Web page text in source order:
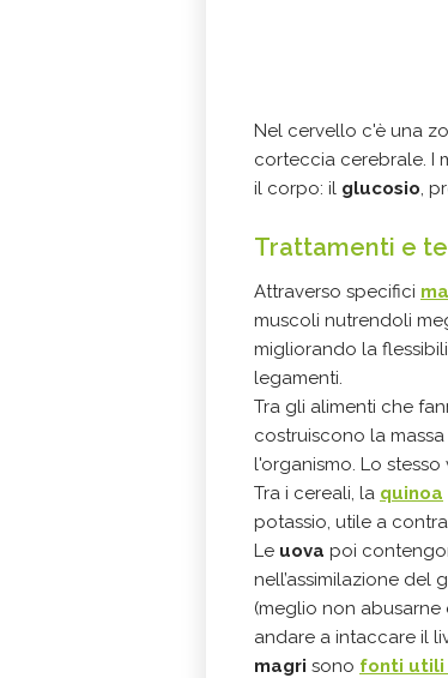
Nel cervello c'è una
corteccia cerebrale. I
il corpo: il glucosio,
Trattamenti e
Attraverso specifici
muscoli nutrendoli
migliorando la
legamenti.
Tra gli alimenti che
costruiscono la
l'organismo. Lo stesso
Tra i cereali, la quinoa
potassio, utile a
Le uova poi
nell’assimilazione
(meglio non abusarne
andare a intaccare il
magri sono fonti utili